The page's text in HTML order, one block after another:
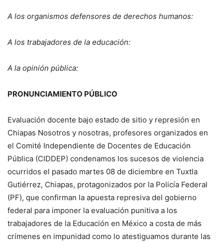
A los organismos defensores de derechos humanos:
A los trabajadores de la educación:
A la opinión pública:
PRONUNCIAMIENTO PÚBLICO
Evaluación docente bajo estado de sitio y represión en
Chiapas Nosotros y nosotras, profesores organizados en
el Comité Independiente de Docentes de Educación
Pública (CIDDEP) condenamos los sucesos de violencia
ocurridos el pasado martes 08 de diciembre en Tuxtla
Gutiérrez, Chiapas, protagonizados por la Policía Federal
(PF), que confirman la apuesta represiva del gobierno
federal para imponer la evaluación punitiva a los
trabajadores de la Educación en México a costa de más
crímenes en impunidad como lo atestiguamos durante las